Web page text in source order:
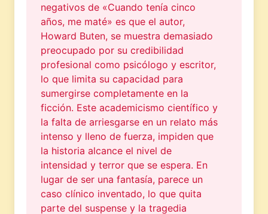
negativos de «Cuando tenía cinco
años, me maté» es que el autor,
Howard Buten, se muestra demasiado
preocupado por su credibilidad
profesional como psicólogo y escritor,
lo que limita su capacidad para
sumergirse completamente en la
ficción. Este academicismo científico y
la falta de arriesgarse en un relato más
intenso y lleno de fuerza, impiden que
la historia alcance el nivel de
intensidad y terror que se espera. En
lugar de ser una fantasía, parece un
caso clínico inventado, lo que quita
parte del suspense y la tragedia